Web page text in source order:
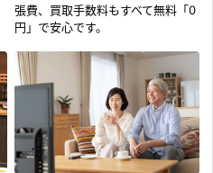
張費、買取手数料もすべて無料「0
円」で安心です。